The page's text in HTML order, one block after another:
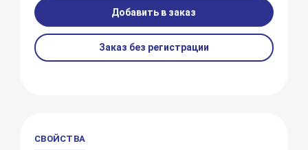
Добавить в заказ
Заказ без регистрации
СВОЙСТВА